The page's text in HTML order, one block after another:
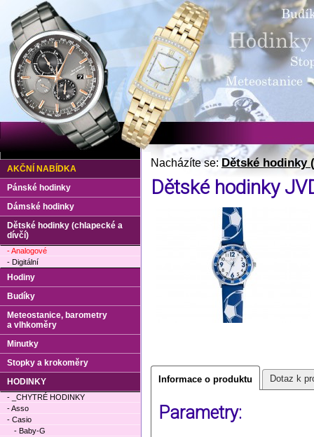
Nacházíte se:Dětské hodinky
Dětské hodinky
Informace o produktu Dotaz k
Parametry:
AKČNÍ NABÍDKA
Pánské hodinky
Dámské hodinky
Dětské hodinky (chlapecké a
dívčí)
- Analogové
- Digitální
Hodiny
Budíky
Meteostanice, barometry
a vlhkoměry
Minutky
Stopky a krokoměry
HODINKY
- _CHYTRÉ HODINKY
- Asso
- Casio
- Baby-G